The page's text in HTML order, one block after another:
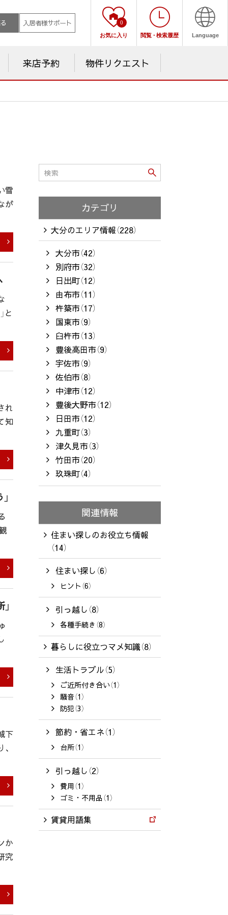
入居者様サポート 0
お気に入り 閲覧・ 検索履歴 Language
来店予約 物件リクエスト
雪
が
と
れ
知
下
か
究
カテゴリ
大分のエリア情報（228）
大分市（42）
別府市（32）
日出町（12）
由布市（11）
杵築市（17）
国東市（9）
臼杵市（13）
豊後高田市（9）
宇佐市（9）
佐伯市（8）
中津市（12）
豊後大野市（12）
日田市（12）
九重町（3）
津久見市（3）
竹田市（20）
玖珠町（4）
関連情報
住まい探しのお役立ち情報
（14）
住まい探し（6）
ヒント（6）
引っ越し（8）
各種手続き（8）
暮らしに役立つマメ知識（8）
生活トラブル（5）
ご近所付き合い（1）
騒音（1）
防犯（3）
節約・省エネ（1）
台所（1）
引っ越し（2）
費用（1）
ゴミ・不用品（1）
賃貸用語集